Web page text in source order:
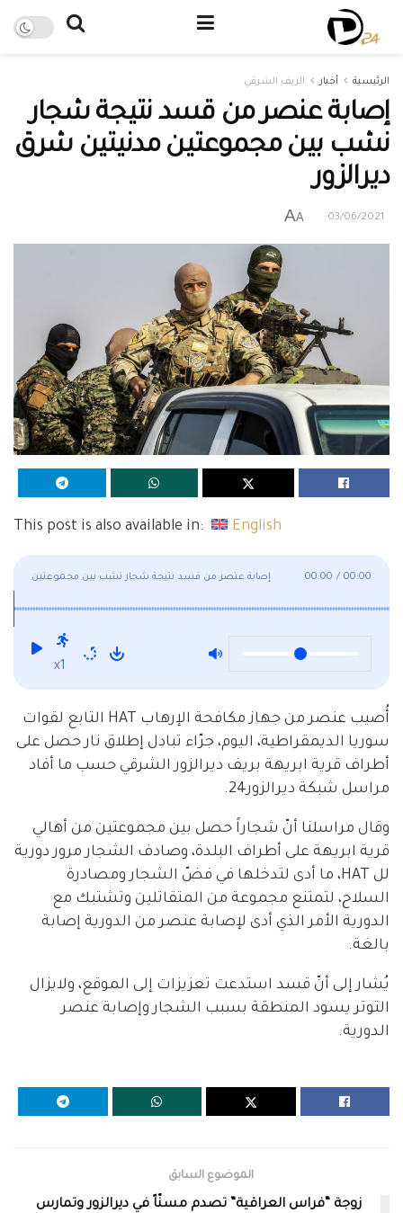
الرئيسية أخبار الريف الشرقي
إصابة عنصر من قسد نتيجة شجار
نشب بين مجموعتين مدنيتين شرق
ديرالزور
03/06/2021
A
A
This post is also available in: English
إصابة عنصر من قسد نتيجة شجار نشب بين مجموعتين 00:00 / 00:00
x1
أُصيب عنصر من جهاز مكافحة الإرهاب HAT التابع لقوات
سوريا الديمقراطية، اليوم، جرّاء تبادل إطلاق نار حصل على
أطراف قرية ابريهة بريف ديرالزور الشرقي حسب ما أفاد
مراسل شبكة ديرالزور24.
وقال مراسلنا أنّ شجاراً حصل بين مجموعتين من أهالي
قرية ابريهة على أطراف البلدة، وصادف الشجار مرور دورية
لل HAT، ما أدى لتدخلها في فضّ الشجار ومصادرة
السلاح، لتمتنع مجموعة من المتقاتلين وتشتبك مع
الدورية الأمر الذي أدى لإصابة عنصر من الدورية إصابة
بالغة.
يُشار إلى أنّ قسد استدعت تعزيزات إلى الموقع، ولايزال
التوتر يسود المنطقة بسبب الشجار وإصابة عنصر
الدورية.
الموضوع السابق
زوجة “فراس العراقية” تصدم مسنّاً في ديرالزور وتمارس